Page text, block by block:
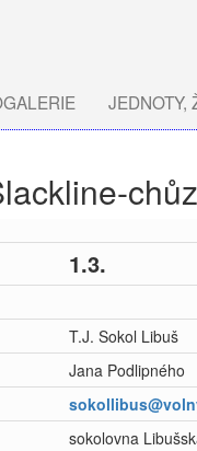
JEDNOTY,
1.3.
T.J. Sokol Libuš
Jana Podlipného
sokolovna